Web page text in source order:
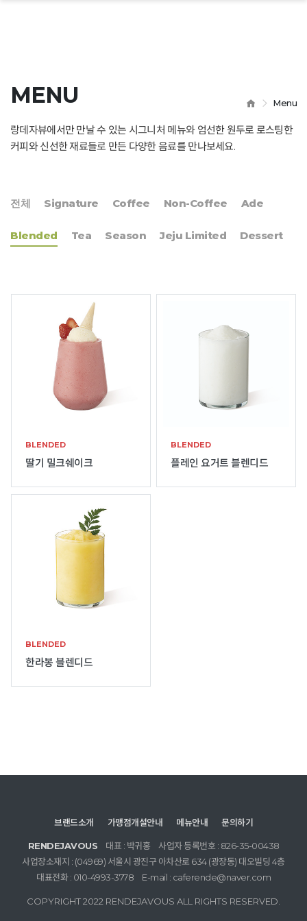
MENU
랑데자뷰에서만 만날 수 있는 시그니처 메뉴와 엄선한 원두로 로스팅한
커피와 신선한 재료들로 만든 다양한 음료를 만나보세요.
HOMEMenu
전체 Signature Coffee Non-Coffee Ade
Blended Tea Season Jeju Limited Dessert
BLENDED
딸기 밀크쉐이크
BLENDED
플레인 요거트 블렌디드
BLENDED
한라봉 블렌디드
브랜드소개 가맹점개설안내 메뉴안내 문의하기
RENDEJAVOUS 대표 : 박귀홍
사업자 등록번호 : 826-35-00438
사업장소재지 : (04969) 서울시 광진구 아차산로 634 (광장동) 대오빌딩 4층
대표전화 : 010-4993-3778
E-mail : caferende@naver.com
COPYRIGHT 2022 RENDEJAVOUS ALL RIGHTS RESERVED.